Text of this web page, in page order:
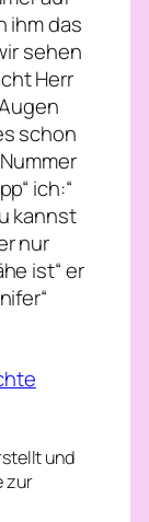
ihm das
sehen
Herr
schon
ich:“
kannst
nur
ist“ er
und
zur